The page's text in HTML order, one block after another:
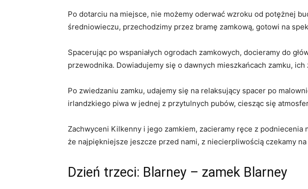
Po dotarciu na miejsce, nie ​możemy oderwać ⁢wzroku od potężnej
średniowieczu, przechodzimy przez bramę‌ zamkową, gotowi na⁤
Spacerując po wspaniałych ogrodach zamkowych, docieramy do
przewodnika. Dowiadujemy⁤ się o dawnych mieszkańcach zamku,‌
Po zwiedzaniu zamku, udajemy się na relaksujący spacer po
irlandzkiego piwa w jednej z przytulnych ‍pubów, ⁢ciesząc się
Zachwyceni​ Kilkenny i jego zamkiem, zacieramy⁣ ręce z
że najpiękniejsze jeszcze przed nami, z niecierpliwością czekamy
Dzień ​trzeci: Blarney – zamek Blarney